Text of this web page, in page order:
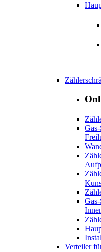
Verteiler